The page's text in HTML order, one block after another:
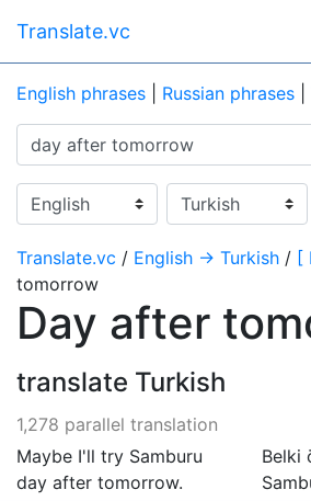
Translate.vc
English phrases Russian phrases
Translate.vc / English → Turkish / [
tomorrow
Day after
translate Turkish
1,278 parallel translation
Maybe I'll try Samburu
day after tomorrow.
Belki